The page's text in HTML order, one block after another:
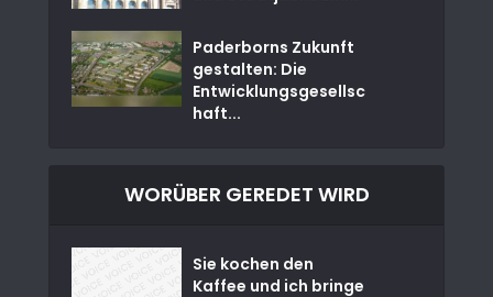
Paderborns Zukunft
gestalten: Die
Entwicklungsgesellsc
haft...
WORÜBER GEREDET WIRD
Sie kochen den
Kaffee und ich bringe